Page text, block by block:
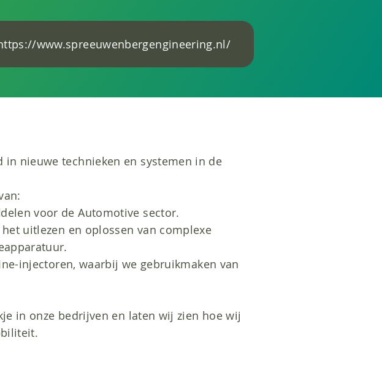
www.spreeuwenbergengineering.nl/
in nieuwe technieken en systemen in de
voor de Automotive sector.
uitlezen en oplossen van complexe
injectoren, waarbij we gebruikmaken van
in onze bedrijven en laten wij zien hoe wij